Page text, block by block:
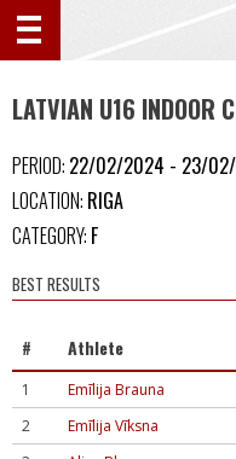
LATVIAN U16 INDOOR
PERIOD: 22/02/2024 - 23/
LOCATION: RIGA
CATEGORY: F
BEST RESULTS
# Athlete
1 Emīlija Brauna
2
Emīlija Vīksna